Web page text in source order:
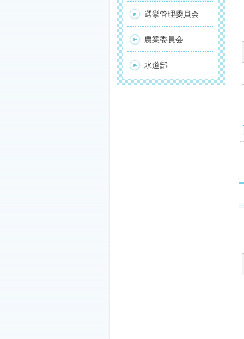
選挙管理委員会
農業委員会
水道部